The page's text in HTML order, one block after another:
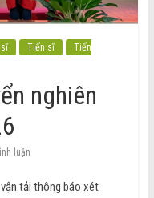
Tiến sĩ
Tiến
nghiên
luận
tải thông báo xét